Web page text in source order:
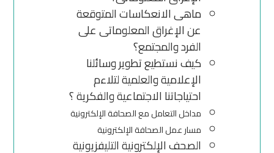
ماهى الانعكاسات المتوقعة
عن الإغراق المعلوماتى على
الفرد والمجتمع؟
كيف نستطيع تطوير وسائلنا
الإعلامية والعلمية لتلاءم
احتياجاتنا الاجتماعية والفكرية ؟
مداخل التعامل مع الصحافة الإلكترونية
مسار عمل الصحافة الإلكترونية
الصحف الإلكترونية التليفزيونية